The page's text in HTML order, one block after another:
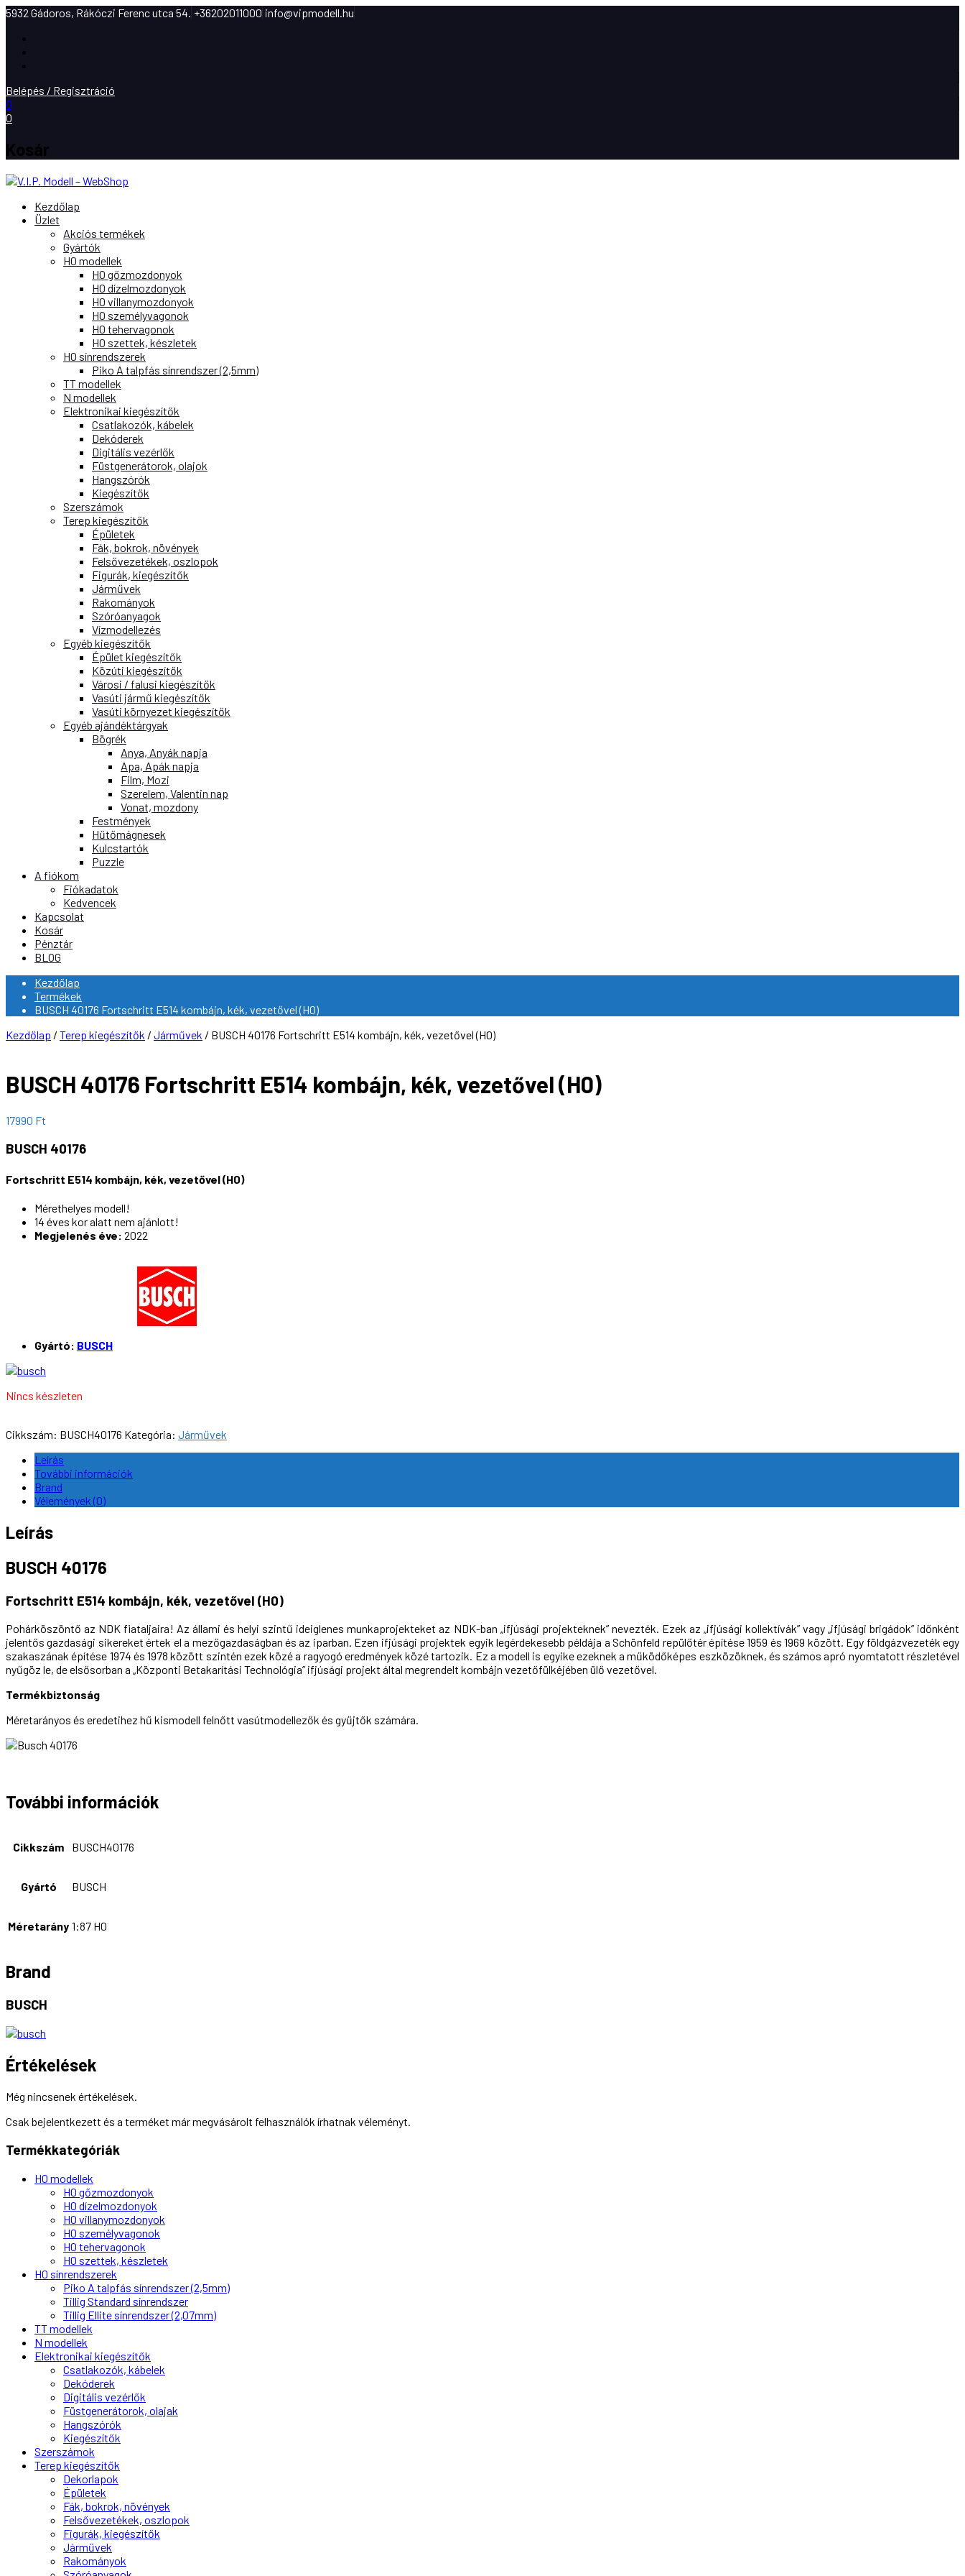
5932 Gádoros, Rákóczi Ferenc utca 54. +36202011000 info@vipmodell.hu
Belépés / Regisztráció
0
0
Kosár
Kezdőlap
Üzlet
Akciós termékek
Gyártók
H0 modellek
H0 gőzmozdonyok
H0 dízelmozdonyok
H0 villanymozdonyok
H0 személyvagonok
H0 tehervagonok
H0 szettek, készletek
H0 sínrendszerek
Piko A talpfás sínrendszer (2,5mm)
TT modellek
N modellek
Elektronikai kiegészítők
Csatlakozók, kábelek
Dekóderek
Digitális vezérlők
Füstgenerátorok, olajok
Hangszórók
Kiegészítők
Szerszámok
Terep kiegészítők
Épületek
Fák, bokrok, növények
Felsővezetékek, oszlopok
Figurák, kiegészítők
Járművek
Rakományok
Szóróanyagok
Vízmodellezés
Egyéb kiegészítők
Épület kiegészítők
Közúti kiegészítők
Városi / falusi kiegészítők
Vasúti jármű kiegészítők
Vasúti környezet kiegészítők
Egyéb ajándéktárgyak
Bögrék
Anya, Anyák napja
Apa, Apák napja
Film, Mozi
Szerelem, Valentin nap
Vonat, mozdony
Festmények
Hűtőmágnesek
Kulcstartók
Puzzle
A fiókom
Fiókadatok
Kedvencek
Kapcsolat
Kosár
Pénztár
BLOG
Kezdőlap
Termékek
BUSCH 40176 Fortschritt E514 kombájn, kék, vezetővel (H0)
Kezdőlap / Terep kiegészítők / Járművek / BUSCH 40176 Fortschritt E514 kombájn, kék, vezetővel (H0)
BUSCH 40176 Fortschritt E514 kombájn, kék, vezetővel (H0)
17990 Ft
BUSCH 40176
Fortschritt E514 kombájn, kék, vezetővel (H0)
Mérethelyes modell!
14 éves kor alatt nem ajánlott!
Megjelenés éve: 2022
Gyártó: BUSCH
Nincs készleten
Cikkszám: BUSCH40176 Kategória: Járművek
Leírás
További információk
Brand
Vélemények (0)
Leírás
BUSCH 40176
Fortschritt E514 kombájn, kék, vezetővel (H0)
Pohárköszöntő az NDK fiataljaira! Az állami és helyi szintű ideiglenes munkaprojekteket az NDK-ban „ifjúsági projekteknek” nevezték. Ezek az „ifjúsági kollektívák” vagy „ifjúsági brigádok” időnként
jelentős gazdasági sikereket értek el a mezőgazdaságban és az iparban. Ezen ifjúsági projektek egyik legérdekesebb példája a Schönfeld repülőtér építése 1959 és 1969 között. Egy földgázvezeték egy
szakaszának építése 1974 és 1978 között szintén ezek közé a ragyogó eredmények közé tartozik. Ez a modell is egyike ezeknek a működőképes eszközöknek, és számos apró nyomtatott részletével
nyűgöz le, de elsősorban a „Központi Betakarítási Technológia” ifjúsági projekt által megrendelt kombájn vezetőfülkéjében ülő vezetővel.
Termékbiztonság
Méretarányos és eredetihez hű kismodell felnőtt vasútmodellezők és gyűjtők számára.
További információk
Cikkszám BUSCH40176
Gyártó BUSCH
Méretarány 1:87 H0
Brand
BUSCH
Értékelések
Még nincsenek értékelések.
Csak bejelentkezett és a terméket már megvásárolt felhasználók írhatnak véleményt.
Termékkategóriák
H0 modellek
H0 gőzmozdonyok
H0 dízelmozdonyok
H0 villanymozdonyok
H0 személyvagonok
H0 tehervagonok
H0 szettek, készletek
H0 sínrendszerek
Piko A talpfás sínrendszer (2,5mm)
Tillig Standard sínrendszer
Tillig Ellite sínrendszer (2,07mm)
TT modellek
N modellek
Elektronikai kiegészítők
Csatlakozók, kábelek
Dekóderek
Digitális vezérlők
Füstgenerátorok, olajak
Hangszórók
Kiegészítők
Szerszámok
Terep kiegészítők
Dekorlapok
Épületek
Fák, bokrok, növények
Felsővezetékek, oszlopok
Figurák, kiegészítők
Járművek
Rakományok